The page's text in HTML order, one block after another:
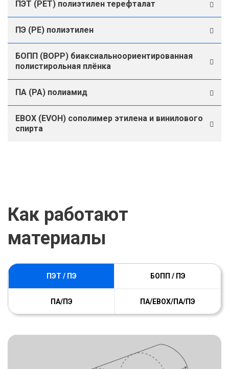
ПЭТ (PET) полиэтилен терефталат
ПЭ (PE) полиэтилен
БОПП (BOPP) биаксиальноориентированная
полистирольная плёнка
ПА (PA) полиамид
ЕВОХ (EVOH) сополимер этилена и винилового
спирта
Как работают
материалы
ПЭТ / ПЭ БОПП / ПЭ
ПA/ПЭ ПА/ЕВОХ/ПА/ПЭ